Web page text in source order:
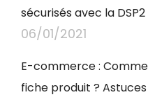
sécurisés avec la DSP2
06/01/2021
E-commerce :
fiche produit ?